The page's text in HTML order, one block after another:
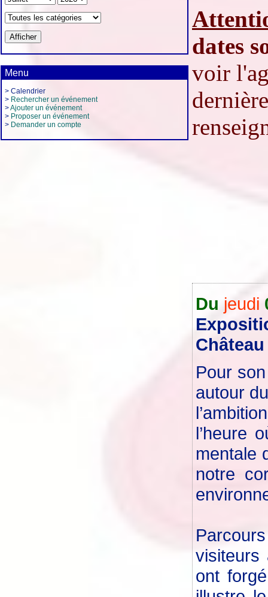
Menu
> Calendrier
> Rechercher un événement
>Ajouter un événement
> Proposer un événement
> Demander un compte
dates
voir
Du jeudi
Pour
autour
l’heure
mentale
notre
visiteurs
ont